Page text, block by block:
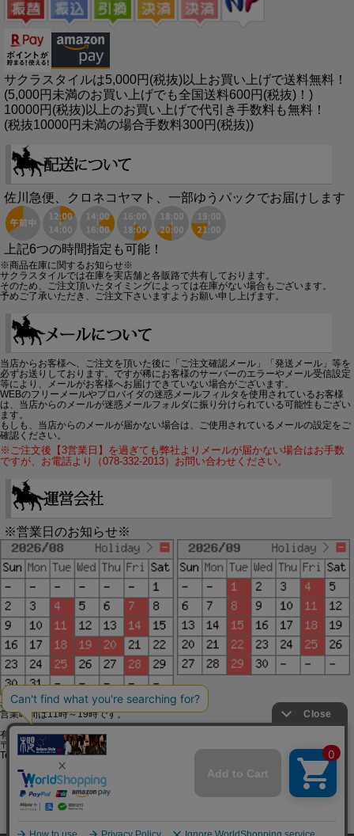
サクラスタイルは5,000円(税抜)以上お買い上げで送料無料！
(5,000円未満のお買い上げでも全国送料600円(税抜)！)
10000円(税抜)以上のお買い上げで代引き手数料も無料！
(税抜10000円未満の場合手数料300円(税抜))
佐川急便、クロネコヤマト、一部ゆうパックでお届けします
上記6つの時間指定も可能！
※商品在庫に関するお知らせ※
サクラスタイルでは在庫を実店舗と各販路で共有しております。
そのため、ご注文頂いたタイミングによっては在庫がない場合もございます。
予めご了承いただき、ご注文下さいますようお願い申し上げます。
当店からお客様へ、ご注文を頂いた後に「ご注文確認メール」「発送メール」等を
必ずお送りしております。ですが稀にお客様のサーバーのエラーやメール受信設定
等により、メールがお客様へお届けできていない場合がございます。
WEBのフリーメールやプロバイダの迷惑メールフィルタを使用されているお客様
は、当店からのメールが迷惑メールフォルダに振り分けられている可能性もござい
ます。
もしも、当店からのメールが届かない場合は、ご使用されているメールの設定をご
確認ください。
※ご注文後【3営業日】を過ぎても弊社よりメールが届かない場合はお手数
ですが、お電話より（078-332-2013）お問い合わせください。
※営業日のお知らせ※
赤字で塗られた日は配送定休日です。
営業時間は11時～19時です。
有限会社ジップジップ SakuraStyle通販事業部
〒650-0021 神戸市中央区三宮町3-9-19イトウビル1,4F
Tel:078-332-2013 FAX:078-333-6644
SSL/TLSとは?